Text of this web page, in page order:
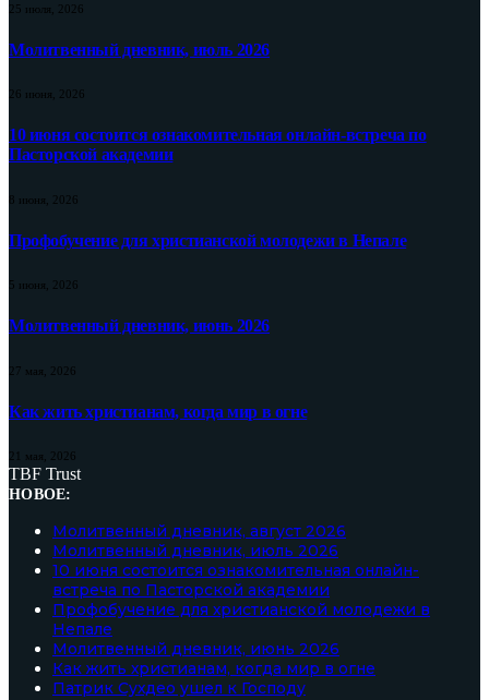
25 июля, 2026
Молитвенный дневник, июль 2026
26 июня, 2026
10 июня состоится ознакомительная онлайн-встреча по
Пасторской академии
8 июня, 2026
Профобучение для христианской молодежи в Непале
5 июня, 2026
Молитвенный дневник, июнь 2026
27 мая, 2026
Как жить христианам, когда мир в огне
21 мая, 2026
TBF Trust
НОВОЕ:
Молитвенный дневник, август 2026
Молитвенный дневник, июль 2026
10 июня состоится ознакомительная онлайн-
встреча по Пасторской академии
Профобучение для христианской молодежи в
Непале
Молитвенный дневник, июнь 2026
Как жить христианам, когда мир в огне
Патрик Сухдео ушел к Господу